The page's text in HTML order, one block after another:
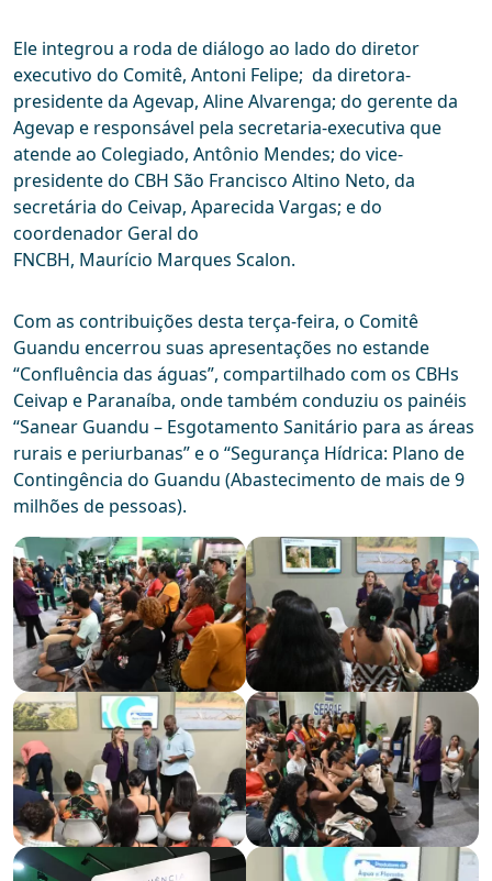
Ele integrou a roda de diálogo ao lado do diretor
executivo do Comitê, Antoni Felipe; da diretora-
presidente da Agevap, Aline Alvarenga; do gerente da
Agevap e responsável pela secretaria-executiva que
atende ao Colegiado, Antônio Mendes; do vice-
presidente do CBH São Francisco Altino Neto, da
secretária do Ceivap, Aparecida Vargas; e do
coordenador Geral do
FNCBH, Maurício Marques Scalon.
Com as contribuições desta terça-feira, o Comitê
Guandu encerrou suas apresentações no estande
“Confluência das águas”, compartilhado com os CBHs
Ceivap e Paranaíba, onde também conduziu os painéis
“Sanear Guandu – Esgotamento Sanitário para as áreas
rurais e periurbanas” e o “Segurança Hídrica: Plano de
Contingência do Guandu (Abastecimento de mais de 9
milhões de pessoas).